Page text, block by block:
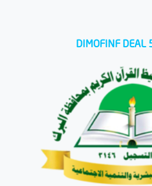
DIMOFINF DEAL